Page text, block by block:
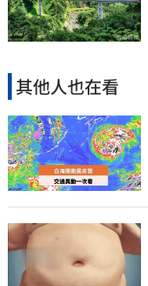
其他人也在看